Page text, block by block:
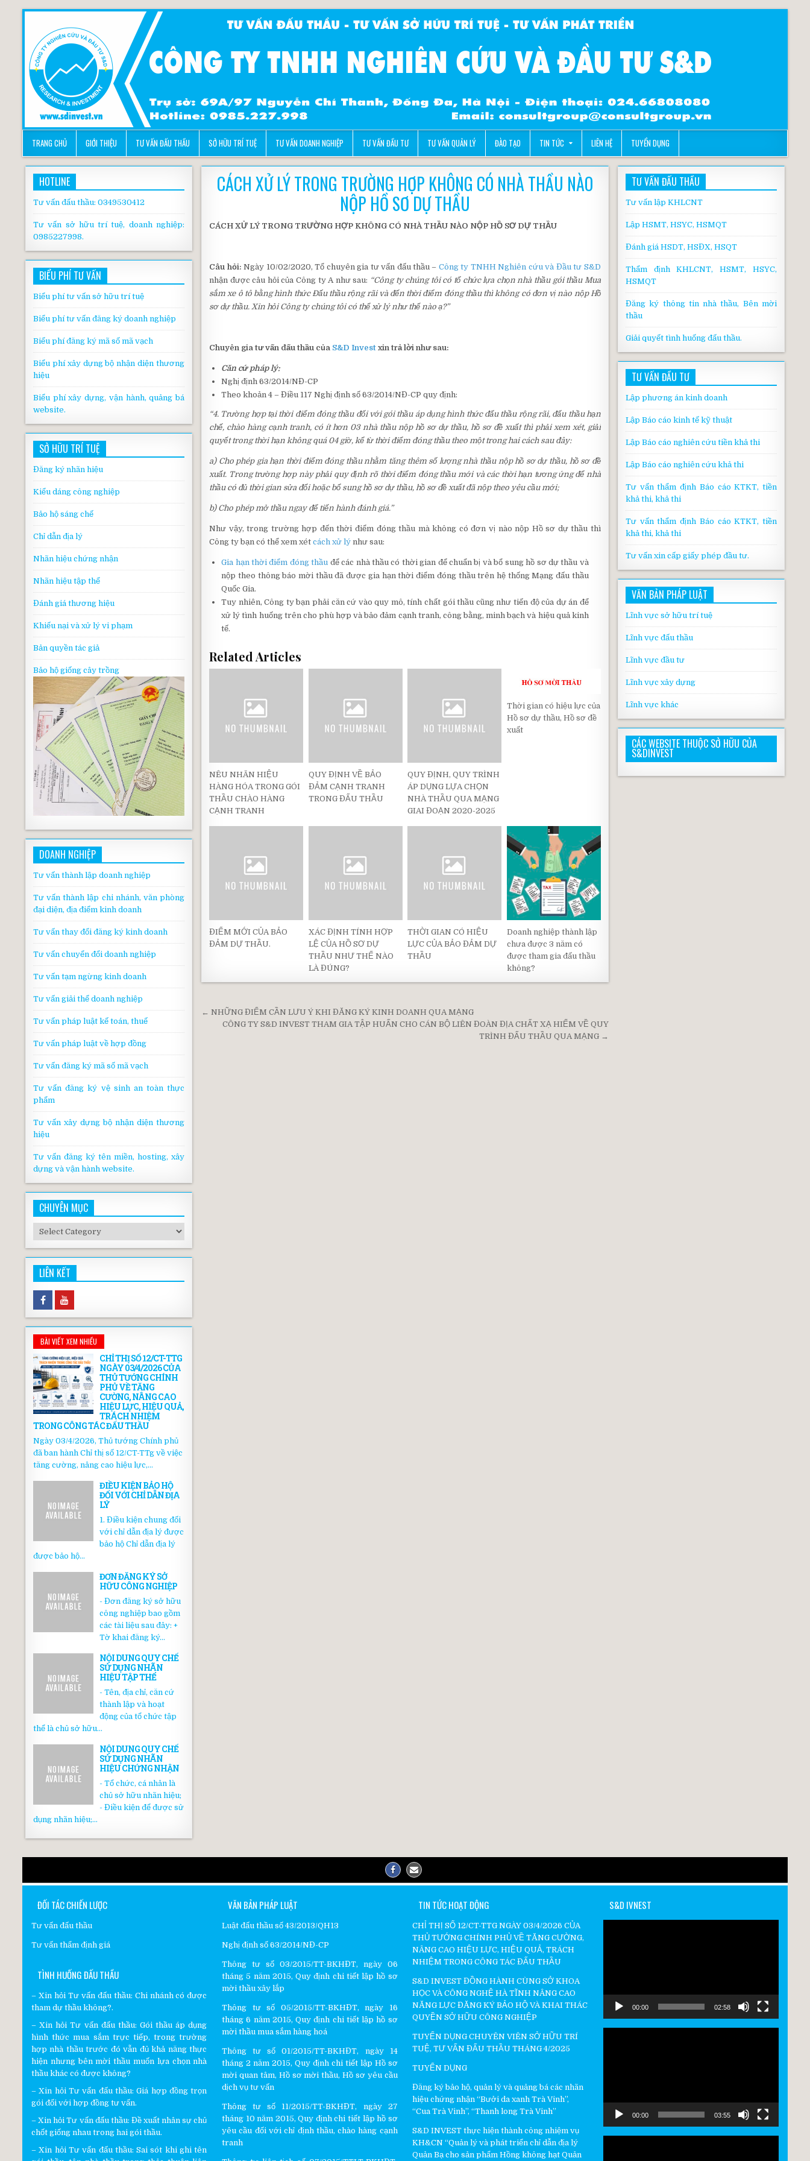
TRANG CHỦ GIỚI THIỆU TƯ VẤN ĐẤU THẦU SỞ HỮU TRÍ TUỆ TƯ VẤN DOANH NGHIỆP TƯ VẤN ĐẦU TƯ TƯ VẤN QUẢN LÝ ĐÀO TẠO TIN TỨC LIÊN HỆ TUYỂN DỤNG
CÁCH XỬ LÝ TRONG TRƯỜNG HỢP KHÔNG CÓ NHÀ THẦU NÀO
NỘP HỒ SƠ DỰ THẦU
CÁCH XỬ LÝ TRONG TRƯỜNG HỢP KHÔNG CÓ NHÀ THẦU NÀO NỘP HỒ SƠ DỰ THẦU
Câu hỏi: Ngày 10/02/2020, Tổ chuyên gia tư vấn đấu thầu – Công ty TNHH Nghiên cứu và Đầu tư S&D
nhận được câu hỏi của Công ty A như sau: “Công ty chúng tôi có tổ chức lựa chọn nhà thầu gói thầu Mua
sắm xe ô tô bằng hình thức Đấu thầu rộng rãi và đến thời điểm đóng thầu thì không có đơn vị nào nộp Hồ
sơ dự thầu. Xin hỏi Công ty chúng tôi có thể xử lý như thế nào ạ?”
Chuyên gia tư vấn đấu thầu của S&D Invest xin trả lời như sau:
Căn cứ pháp lý:
Nghị định 63/2014/NĐ-CP
Theo khoản 4 – Điều 117 Nghị định số 63/2014/NĐ-CP quy định:
“4. Trường hợp tại thời điểm đóng thầu đối với gói thầu áp dụng hình thức đấu thầu rộng rãi, đấu thầu hạn
chế, chào hàng cạnh tranh, có ít hơn 03 nhà thầu nộp hồ sơ dự thầu, hồ sơ đề xuất thì phải xem xét, giải
quyết trong thời hạn không quá 04 giờ, kể từ thời điểm đóng thầu theo một trong hai cách sau đây:
a) Cho phép gia hạn thời điểm đóng thầu nhằm tăng thêm số lượng nhà thầu nộp hồ sơ dự thầu, hồ sơ đề
xuất. Trong trường hợp này phải quy định rõ thời điểm đóng thầu mới và các thời hạn tương ứng để nhà
thầu có đủ thời gian sửa đổi hoặc bổ sung hồ sơ dự thầu, hồ sơ đề xuất đã nộp theo yêu cầu mới;
b) Cho phép mở thầu ngay để tiến hành đánh giá.”
Như vậy, trong trường hợp đến thời điểm đóng thầu mà không có đơn vị nào nộp Hồ sơ dự thầu thì
Công ty bạn có thể xem xétcách xử lý như sau:
Gia hạn thời điểm đóng thầu để các nhà thầu có thời gian để chuẩn bị và bổ sung hồ sơ dự thầu và
nộp theo thông báo mời thầu đã được gia hạn thời điểm đóng thầu trên hệ thống Mạng đấu thầu
Quốc Gia.
Tuy nhiên, Công ty bạn phải căn cứ vào quy mô, tính chất gói thầu cũng như tiến độ của dự án để
xử lý tình huống trên cho phù hợp và bảo đảm cạnh tranh, công bằng, minh bạch và hiệu quả kinh
tế.
Related Articles
NÊU NHÃN HIỆU
HÀNG HÓA TRONG GÓI
THẦU CHÀO HÀNG
CẠNH TRANH
QUY ĐỊNH VỀ BẢO
ĐẢM CẠNH TRANH
TRONG ĐẤU THẦU
QUY ĐỊNH, QUY TRÌNH
ÁP DỤNG LỰA CHỌN
NHÀ THẦU QUA MẠNG
GIAI ĐOẠN 2020-2025
Thời gian có hiệu lực của
Hồ sơ dự thầu, Hồ sơ đề
xuất
ĐIỂM MỚI CỦA BẢO
ĐẢM DỰ THẦU.
XÁC ĐỊNH TÍNH HỢP
LỆ CỦA HỒ SƠ DỰ
THẦU NHƯ THẾ NÀO
LÀ ĐÚNG?
THỜI GIAN CÓ HIỆU
LỰC CỦA BẢO ĐẢM DỰ
THẦU
Doanh nghiệp thành lập
chưa được 3 năm có
được tham gia đấu thầu
không?
Post
navigation
← NHỮNG ĐIỂM CẦN LƯU Ý KHI ĐĂNG KÝ KINH DOANH QUA MẠNG
CÔNG TY S&D INVEST THAM GIA TẬP HUẤN CHO CÁN BỘ LIÊN ĐOÀN ĐỊA CHẤT XẠ HIẾM VỀ QUY
TRÌNH ĐẤU THẦU QUA MẠNG →
HOTLINE
Tư vấn đấu thầu: 0349530412
Tư vấn sở hữu trí tuệ, doanh nghiệp:
0985227998.
BIỂU PHÍ TƯ VẤN
Biểu phí tư vấn sở hữu trí tuệ
Biểu phí tư vấn đăng ký doanh nghiệp
Biểu phí đăng ký mã số mã vạch
Biểu phí xây dựng bộ nhận diện thương
hiệu
Biểu phí xây dựng, vận hành, quảng bá
website.
SỞ HỮU TRÍ TUỆ
Đăng ký nhãn hiệu
Kiểu dáng công nghiệp
Bảo hộ sáng chế
Chỉ dẫn địa lý
Nhãn hiệu chứng nhận
Nhãn hiệu tập thể
Đánh giá thương hiệu
Khiếu nại và xử lý vi phạm
Bản quyền tác giả
Bảo hộ giống cây trồng
DOANH NGHIỆP
Tư vấn thành lập doanh nghiệp
Tư vấn thành lập chi nhánh, văn phòng
đại diện, địa điểm kinh doanh
Tư vấn thay đổi đăng ký kinh doanh
Tư vấn chuyển đổi doanh nghiệp
Tư vấn tạm ngừng kinh doanh
Tư vấn giải thể doanh nghiệp
Tư vấn pháp luật kế toán, thuế
Tư vấn pháp luật về hợp đồng
Tư vấn đăng ký mã số mã vạch
Tư vấn đăng ký vệ sinh an toàn thực
phẩm
Tư vấn xây dựng bộ nhận diện thương
hiệu
Tư vấn đăng ký tên miền, hosting, xây
dựng và vận hành website.
CHUYÊN MỤC
Chuyên
mục
LIÊN KẾT
BÀI VIẾT XEM NHIỀU
CHỈ THỊ SỐ 12/CT-TTG
NGÀY 03/4/2026 CỦA
THỦ TƯỚNG CHÍNH
PHỦ VỀ TĂNG
CƯỜNG, NÂNG CAO
HIỆU LỰC, HIỆU QUẢ,
TRÁCH NHIỆM
TRONG CÔNG TÁC ĐẤU THẦU
Ngày 03/4/2026, Thủ tướng Chính phủ
đã ban hành Chỉ thị số 12/CT-TTg về việc
tăng cường, nâng cao hiệu lực,...
ĐIỀU KIỆN BẢO HỘ
ĐỐI VỚI CHỈ DẪN ĐỊA
LÝ
1. Điều kiện chung đối
với chỉ dẫn địa lý được
bảo hộ Chỉ dẫn địa lý
được bảo hộ...
ĐƠN ĐĂNG KÝ SỞ
HỮU CÔNG NGHIỆP
- Đơn đăng ký sở hữu
công nghiệp bao gồm
các tài liệu sau đây: +
Tờ khai đăng ký...
NỘI DUNG QUY CHẾ
SỬ DỤNG NHÃN
HIỆU TẬP THỂ
- Tên, địa chỉ, căn cứ
thành lập và hoạt
động của tổ chức tập
thể là chủ sở hữu...
NỘI DUNG QUY CHẾ
SỬ DỤNG NHÃN
HIỆU CHỨNG NHẬN
- Tổ chức, cá nhân là
chủ sở hữu nhãn hiệu;
- Điều kiện để được sử
dụng nhãn hiệu;...
TƯ VẤN ĐẤU THẦU
Tư vấn lập KHLCNT
Lập HSMT, HSYC, HSMQT
Đánh giá HSDT, HSĐX, HSQT
Thẩm định KHLCNT, HSMT, HSYC,
HSMQT
Đăng ký thông tin nhà thầu, Bên mời
thầu
Giải quyết tình huống đấu thầu.
TƯ VẤN ĐẦU TƯ
Lập phương án kinh doanh
Lập Báo cáo kinh tế kỹ thuật
Lập Báo cáo nghiên cứu tiền khả thi
Lập Báo cáo nghiên cứu khả thi
Tư vấn thẩm định Báo cáo KTKT, tiền
khả thi, khả thi
Tư vấn thẩm định Báo cáo KTKT, tiền
khả thi, khả thi
Tư vấn xin cấp giấy phép đầu tư.
VĂN BẢN PHÁP LUẬT
Lĩnh vực sở hữu trí tuệ
Lĩnh vực đấu thầu
Lĩnh vực đầu tư
Lĩnh vực xây dựng
Lĩnh vực khác
CÁC WEBSITE THUỘC SỞ HỮU CỦA
S&DINVEST
ĐỐI TÁC CHIẾN LƯỢC
Tư vấn đấu thầu
Tư vấn thẩm định giá
TÌNH HUỐNG ĐẤU THẦU
– Xin hỏi Tư vấn đấu thầu: Chi nhánh có được
tham dự thầu không?.
– Xin hỏiTư vấn đấu thầu: Gói thầu áp dụng
hình thức mua sắm trực tiếp, trong trường
hợp nhà thầu trước đó vẫn đủ khả năng thực
hiện nhưng bên mời thầu muốn lựa chọn nhà
thầu khác có được không?
– Xin hỏiTư vấn đấu thầu:Giá hợp đồng trọn
gói đối với hợp đồng tư vấn.
– Xin hỏiTư vấn đấu thầu: Đề xuất nhân sự chủ
chốt giống nhau trong hai gói thầu.
– Xin hỏi Tư vấn đấu thầu:Sai sót khi ghi tên
VĂN BẢN PHÁP LUẬT
Luật đấu thầu số 43/2013/QH13
Nghị định số 63/2014/NĐ-CP
Thông tư số 03/2015/TT-BKHĐT, ngày 06
tháng 5 năm 2015, Quy định chi tiết lập hồ sơ
mời thầu xây lắp
Thông tư số 05/2015/TT-BKHĐT, ngày 16
tháng 6 năm 2015, Quy định chi tiết lập hồ sơ
mời thầu mua sắm hàng hoá
Thông tư số 01/2015/TT-BKHĐT, ngày 14
tháng 2 năm 2015, Quy định chi tiết lập Hồ sơ
mời quan tâm, Hồ sơ mời thầu, Hồ sơ yêu cầu
dịch vụ tư vấn
Thông tư số 11/2015/TT-BKHĐT, ngày 27
tháng 10 năm 2015, Quy định chi tiết lập hồ sơ
yêu cầu đối với chỉ định thầu, chào hàng cạnh
tranh
TIN TỨC HOẠT ĐỘNG
CHỈ THỊ SỐ 12/CT-TTG NGÀY 03/4/2026 CỦA
THỦ TƯỚNG CHÍNH PHỦ VỀ TĂNG CƯỜNG,
NÂNG CAO HIỆU LỰC, HIỆU QUẢ, TRÁCH
NHIỆM TRONG CÔNG TÁC ĐẤU THẦU
S&D INVEST ĐỒNG HÀNH CÙNG SỞ KHOA
HỌC VÀ CÔNG NGHỆ HÀ TĨNH NÂNG CAO
NĂNG LỰC ĐĂNG KÝ BẢO HỘ VÀ KHAI THÁC
QUYỀN SỞ HỮU CÔNG NGHIỆP
TUYỂN DỤNG CHUYÊN VIÊN SỞ HỮU TRÍ
TUỆ, TƯ VẤN ĐẤU THẦU THÁNG 4/2025
TUYỂN DỤNG
Đăng ký bảo hộ, quản lý và quảng bá các nhãn
hiệu chứng nhận “Bưởi da xanh Trà Vinh”,
“Cua Trà Vinh”, “Thanh long Trà Vinh”
S&D INVEST thực hiện thành công nhiệm vụ
KH&CN “Quản lý và phát triển chỉ dẫn địa lý
Quản Bạ cho sản phẩm Hồng không hạt Quản
S&D IVNEST
00:00 02:58
00:00 03:55